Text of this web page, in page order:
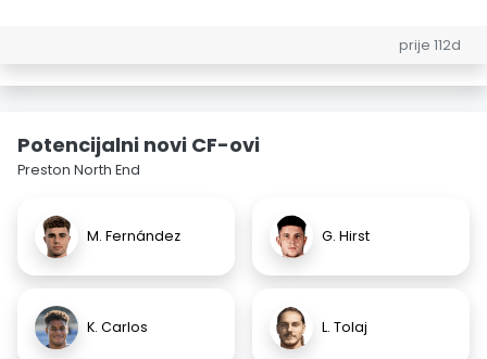
prije 112d
Potencijalni novi CF-ovi
Preston North End
M. Fernández G. Hirst
K. Carlos L. Tolaj